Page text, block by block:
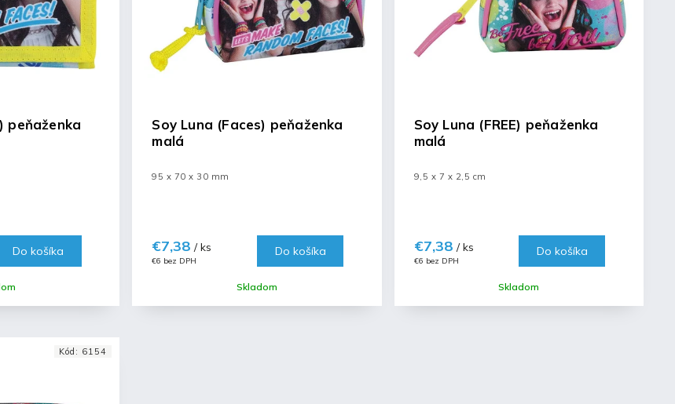
peňaženka
Do košíka
Soy Luna (Faces) peňaženka
malá
Skladom
€6 bez DPH
€7,38/ ks Do košíka
95 x 70 x 30 mm
Soy Luna (FREE) peňaženka
malá
Skladom
€6 bez DPH
€7,38 / ks Do košíka
9,5 x 7 x 2,5 cm
Kód: 6154